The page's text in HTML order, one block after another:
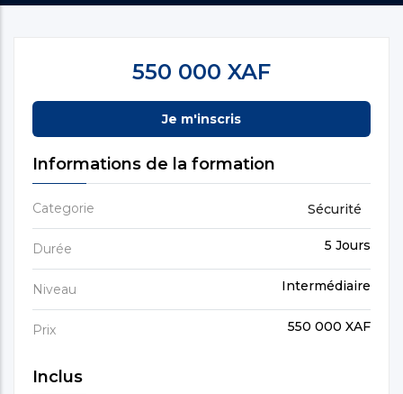
550 000 XAF
Je m'inscris
Informations de la formation
Categorie Sécurité
Durée 5 Jours
Niveau Intermédiaire
Prix 550 000 XAF
Inclus